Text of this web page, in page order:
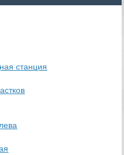
станция